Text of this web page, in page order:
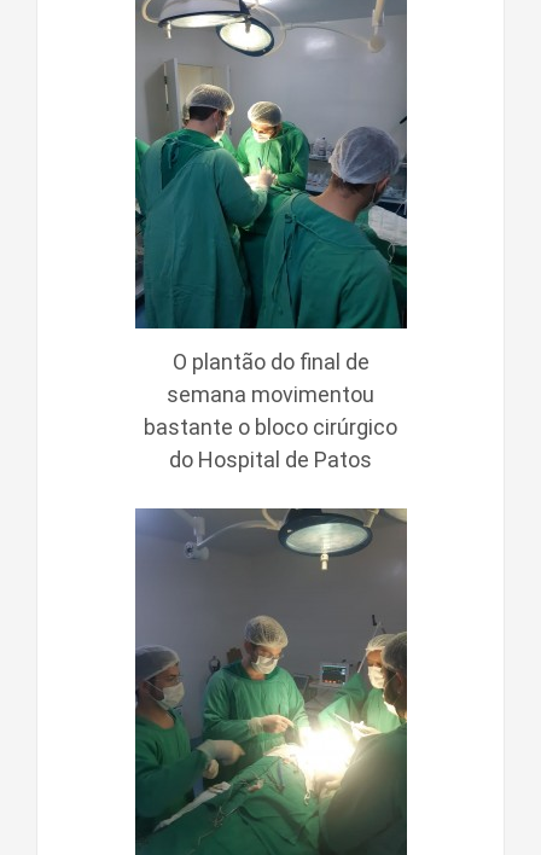
O plantão do final de
semana movimentou
bastante o bloco cirúrgico
do Hospital de Patos